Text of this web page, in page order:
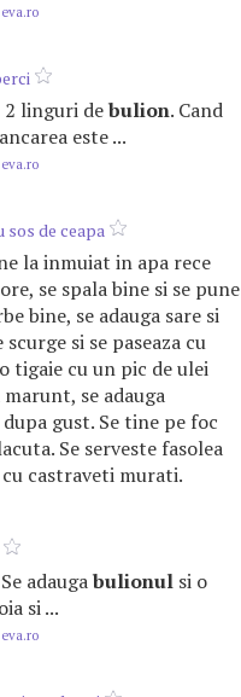
2 linguri debulion. Cand
este ...
sos de ceapa
la inmuiat in apa rece
se spala bine si se pune
bine, se adauga sare si
scurge si se paseaza cu
tigaie cu un pic de ulei
se adauga
gust. Se tine pe foc
Se serveste fasolea
castraveti murati.
adaugabulionul si o
si ...